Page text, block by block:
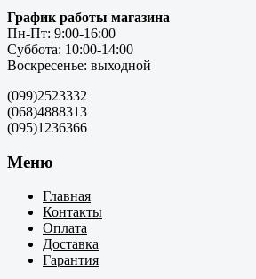
График работы магазина
Пн-Пт: 9:00-16:00
Суббота: 10:00-14:00
Воскресенье: выходной
(099)2523332
(068)4888313
(095)1236366
Меню
Главная
Контакты
Оплата
Доставка
Гарантия